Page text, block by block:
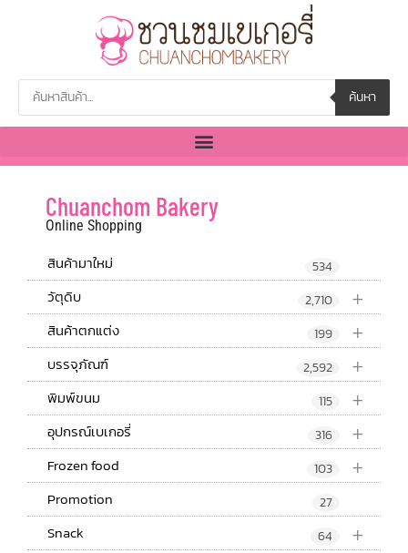
ค้นหา
Chuanchom Bakery
Online Shopping
สินค้ามาใหม่ 534
+
วัตุดิบ 2,710
+
สินค้าตกแต่ง 199
+
บรรจุภัณฑ์ 2,592
+
พิมพ์ขนม 115
+
อุปกรณ์เบเกอรี่ 316
+
Frozen food 103
Promotion 27
+
Snack 64